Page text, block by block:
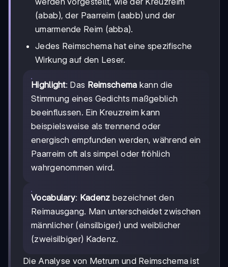
(abab), der Paarreim (aabb) und der
umarmende Reim (abba).
Jedes Reimschema hat eine spezifische
Wirkung auf den Leser.
Highlight: Das Reimschema kann die
Stimmung eines Gedichts maßgeblich
beeinflussen. Ein Kreuzreim kann
beispielsweise als trennend oder
energisch empfunden werden, während ein
Paarreim oft als simpel oder fröhlich
wahrgenommen wird.
Vocabulary: Kadenz bezeichnet den
Reimausgang. Man unterscheidet zwischen
männlicher (einsilbiger) und weiblicher
(zweisilbiger) Kadenz.
Die Analyse von Metrum und Reimschema ist